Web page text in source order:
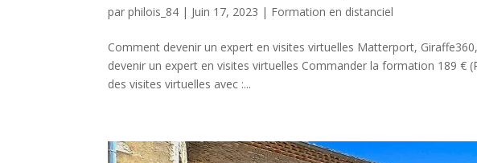
parphilois_84 | Juin 17, 2023 | Formation en distanciel
Comment devenir un expert en visites virtuelles Matterport,
devenir un expert en visites virtuelles Commander la formation 189 €
des visites virtuelles avec :...